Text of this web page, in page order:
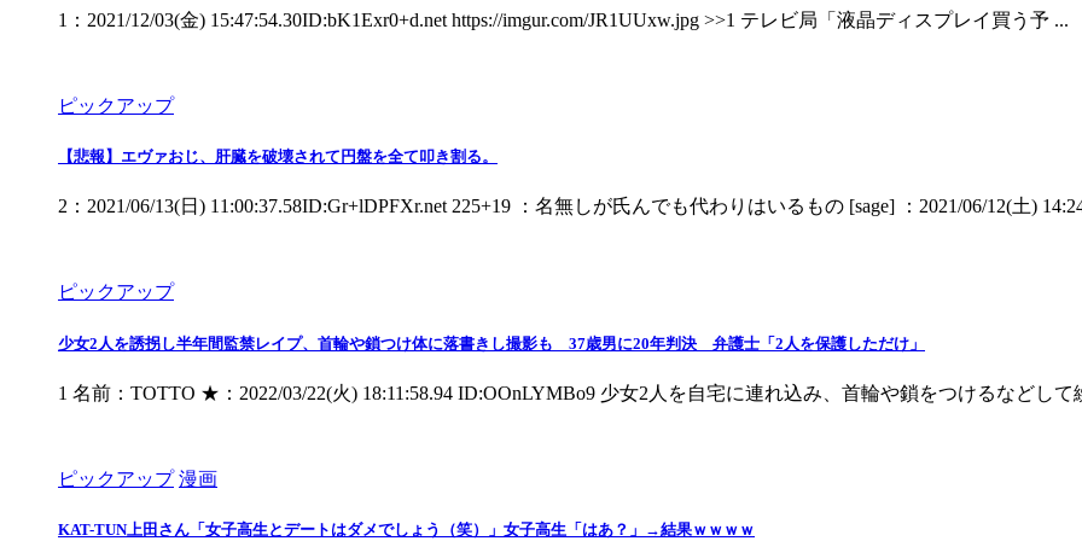
1：2021/12/03(金) 15:47:54.30ID:bK1Exr0+d.net https://imgur.com/JR1UUxw.jpg >>1 テレビ局「液晶ディスプレイ買う予 ...
ピックアップ
【悲報】エヴァおじ、肝臓を破壊されて円盤を全て叩き割る。
2：2021/06/13(日) 11:00:37.58ID:Gr+lDPFXr.net 225+19 ：名無しが氏んでも代わりはいるもの [sage] ：2021/06/12(土)
ピックアップ
少女2人を誘拐し半年間監禁レイプ、首輪や鎖つけ体に落書きし撮影も 37歳男に20年判決 弁護士「2人を保護しただけ」
1 名前：TOTTO ★：2022/03/22(火) 18:11:58.94 ID:OOnLYMBo9 少女2人を自宅に連れ込み、首輪や鎖をつけるなどし
ピックアップ 漫画
KAT-TUN上田さん「女子高生とデートはダメでしょう（笑）」女子高生「はあ？」→結果ｗｗｗｗ